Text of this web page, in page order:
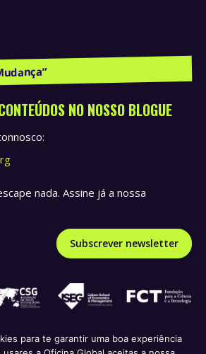
NO NOSSO BLOGUE
nada. Assine já a nossa
Subscrever newsletter
para te garantir uma boa experiência